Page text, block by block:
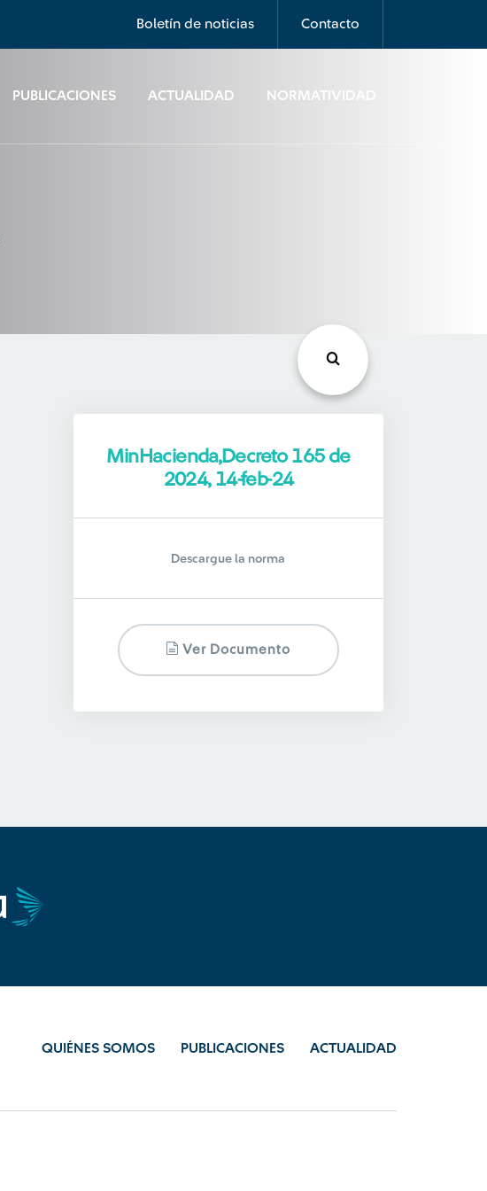
Boletín de noticias Contacto
PUBLICACIONES ACTUALIDAD NORMATIVIDAD
MinHacienda,Decreto 165 de
2024, 14-feb-24
Descargue la norma
Ver Documento
QUIÉNES SOMOS PUBLICACIONES ACTUALIDAD